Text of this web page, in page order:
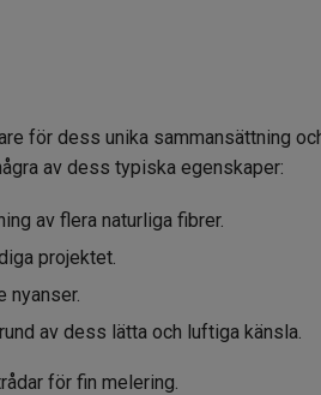
för dess unika sammansättning
av dess typiska egenskaper:
av flera naturliga fibrer.
projektet.
nyanser.
av dess lätta och luftiga känsla.
för fin melering.